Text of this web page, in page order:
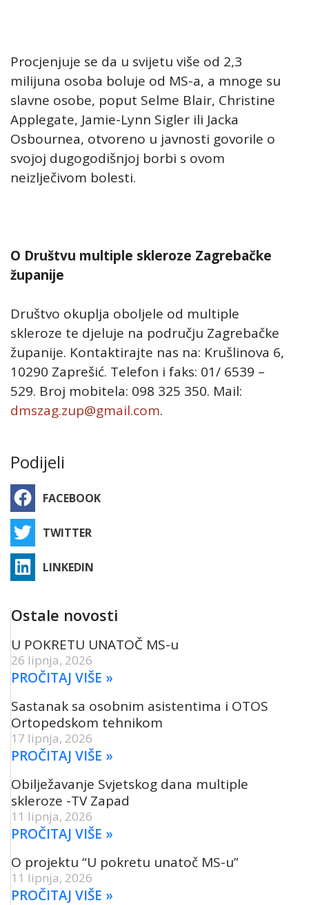
Procjenjuje se da u svijetu više od 2,3
milijuna osoba boluje od MS-a, a mnoge su
slavne osobe, poput Selme Blair, Christine
Applegate, Jamie-Lynn Sigler ili Jacka
Osbournea, otvoreno u javnosti govorile o
svojoj dugogodišnjoj borbi s ovom
neizlječivom bolesti.
O Društvu multiple skleroze Zagrebačke
županije
Društvo okuplja oboljele od multiple
skleroze te djeluje na području Zagrebačke
županije. Kontaktirajte nas na: Krušlinova 6,
10290 Zaprešić. Telefon i faks: 01/ 6539 –
529. Broj mobitela: 098 325 350. Mail:
dmszag.zup@gmail.com.
Podijeli
FACEBOOK
TWITTER
LINKEDIN
Ostale novosti
U POKRETU UNATOČ MS-u
26 lipnja, 2026
PROČITAJ VIŠE »
Sastanak sa osobnim asistentima i OTOS
Ortopedskom tehnikom
17 lipnja, 2026
PROČITAJ VIŠE »
Obilježavanje Svjetskog dana multiple
skleroze -TV Zapad
11 lipnja, 2026
PROČITAJ VIŠE »
O projektu “U pokretu unatoč MS-u”
11 lipnja, 2026
PROČITAJ VIŠE »